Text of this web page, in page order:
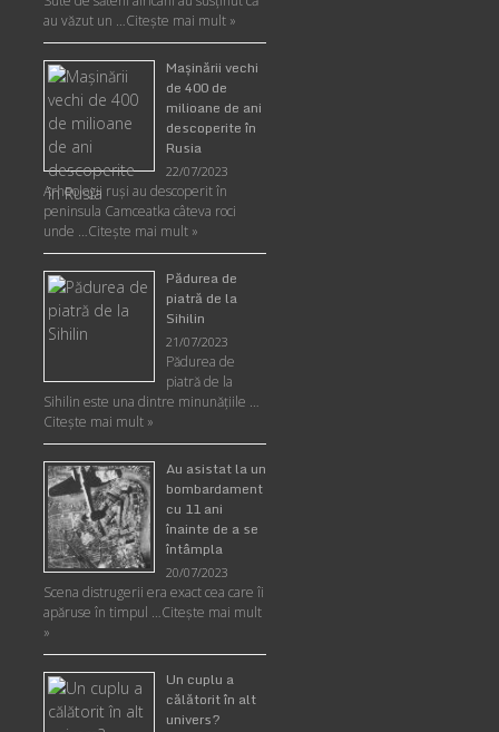
au văzut un …Citește mai mult »
Maşinării vechi
de 400 de
milioane de ani
descoperite în
Rusia
22/07/2023
Arheologii ruşi au descoperit în
peninsula Camceatka câteva roci
unde …Citește mai mult »
Pădurea de
piatră de la
Sihilin
21/07/2023
Pădurea de
piatră de la
Sihilin este una dintre minunăţiile …
Citește mai mult »
Au asistat la un
bombardament
cu 11 ani
înainte de a se
întâmpla
20/07/2023
Scena distrugerii era exact cea care îi
apăruse în timpul …Citește mai mult
»
Un cuplu a
călătorit în alt
univers?